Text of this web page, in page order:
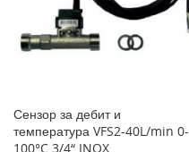
Сензор за дебит и
температура VFS2-40L/min 0-
100°C 3/4“ INOX